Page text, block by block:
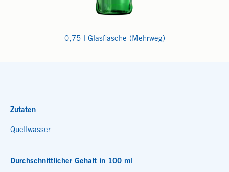
0,75 l Glasflasche (Mehrweg)
Zutaten
Quellwasser
Durchschnittlicher Gehalt in 100 ml